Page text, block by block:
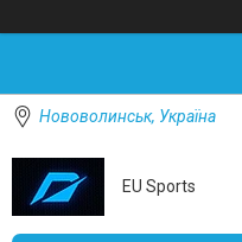
Нововолинськ, Україна
EU Sports